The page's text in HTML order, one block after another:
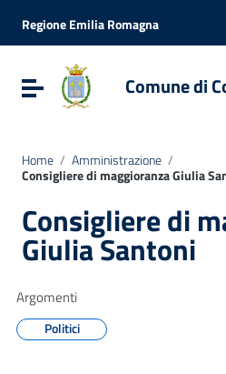
Vai al menu di navigazione
Vai al footer
Regione Emilia Romagna
Attiva / disattiva laComune di
Home / Amministrazione /
Consigliere di maggioranza Giulia
Consigliere di
Giulia Santoni
Argomenti
Politici